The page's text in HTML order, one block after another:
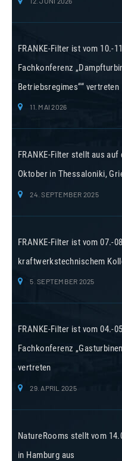
FRANKE-Filter ist vom 10.-
Fachkonferenz
Betriebsregimes““ vertreten
11. MAI 2026
FRANKE-Filter stellt aus
Oktober in Thessaloniki,
24. SEPTEMBER 2025
FRANKE-Filter ist vom 07.-
kraftwerkstechnischem
5. SEPTEMBER 2025
FRANKE-Filter ist vom 04.-
Fachkonferenz
vertreten
29. APRIL 2025
NatureRooms stellt vom
in Hamburg aus